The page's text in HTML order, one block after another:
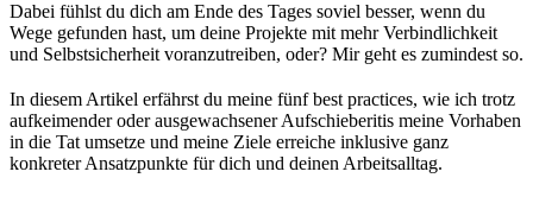
Dabei fühlst du dich am Ende des Tages soviel besser, wenn du
Wege gefunden hast, um deine Projekte mit mehr Verbindlichkeit
und Selbstsicherheit voranzutreiben, oder? Mir geht es zumindest so.
In diesem Artikel erfährst du meine fünf best practices, wie ich trotz
aufkeimender oder ausgewachsener Aufschieberitis meine Vorhaben
in die Tat umsetze und meine Ziele erreiche inklusive ganz
konkreter Ansatzpunkte für dich und deinen Arbeitsalltag.